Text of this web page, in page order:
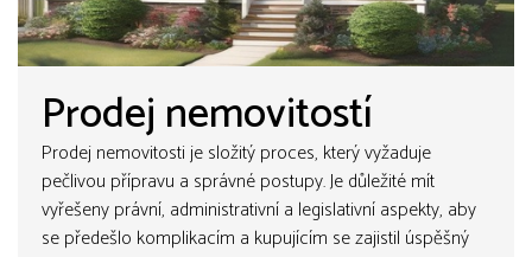
Prodej nemovitostí
Prodej nemovitosti je složitý proces, který vyžaduje
pečlivou přípravu a správné postupy. Je důležité mít
vyřešeny právní, administrativní a legislativní aspekty, aby
se předešlo komplikacím a kupujícím se zajistil úspěšný